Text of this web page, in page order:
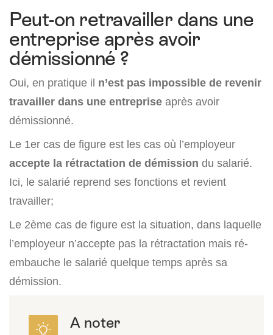
Peut-on retravailler dans une
entreprise après avoir
démissionné ?
Oui, en pratique il n’est pas impossible de revenir
travailler dans une entreprise après avoir
démissionné.
Le 1er cas de figure est les cas où l’employeur
accepte la rétractation de démission du salarié.
Ici, le salarié reprend ses fonctions et revient
travailler;
Le 2ème cas de figure est la situation, dans laquelle
l’employeur n’accepte pas la rétractation mais ré-
embauche le salarié quelque temps après sa
démission.
A noter